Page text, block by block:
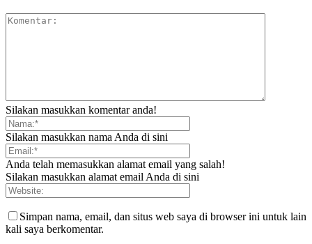
Silakan masukkan komentar anda!
Silakan masukkan nama Anda di sini
Anda telah memasukkan alamat email yang salah!
Silakan masukkan alamat email Anda di sini
Simpan nama, email, dan situs web saya di browser ini untuk lain
kali saya berkomentar.